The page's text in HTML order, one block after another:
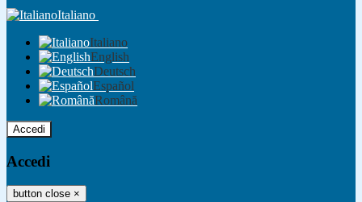
Italiano
Italiano
English
Deutsch
Español
Română
Accedi
Accedi
button close ×